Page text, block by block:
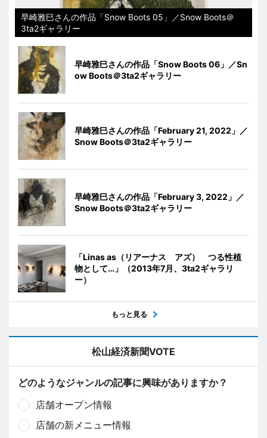
早崎雅巳さんの作品「Snow Boots 05」／Snow Boots＠
3ta2ギャラリー
早崎雅巳さんの作品「Snow Boots 06」／Sn
ow Boots＠3ta2ギャラリー
早崎雅巳さんの作品「February 21, 2022」／
Snow Boots＠3ta2ギャラリー
早崎雅巳さんの作品「February 3, 2022」／
Snow Boots＠3ta2ギャラリー
「Linas as（リアーナス アズ） つる性植
物として…」（2013年7月、3ta2ギャラリ
ー）
もっと見る
松山経済新聞VOTE
どのようなジャンルの記事に興味がありますか？
店舗オープン情報
店舗の新メニュー情報